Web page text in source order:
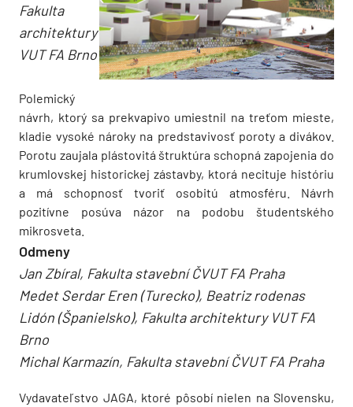
Fakulta
architektury
VUT FA Brno
Polemický
návrh, ktorý sa prekvapivo umiestnil na treťom mieste,
kladie vysoké nároky na predstavivosť poroty a divákov.
Porotu zaujala plástovitá štruktúra schopná zapojenia do
krumlovskej historickej zástavby, ktorá necituje históriu
a má schopnosť tvoriť osobitú atmosféru. Návrh
pozitívne posúva názor na podobu študentského
mikrosveta.
Odmeny
Jan Zbíral, Fakulta stavební ČVUT FA Praha
Medet Serdar Eren (Turecko), Beatriz rodenas
Lidón (Španielsko), Fakulta architektury VUT FA
Brno
Michal Karmazín, Fakulta stavební ČVUT FA Praha
Vydavateľstvo JAGA, ktoré pôsobí nielen na Slovensku,